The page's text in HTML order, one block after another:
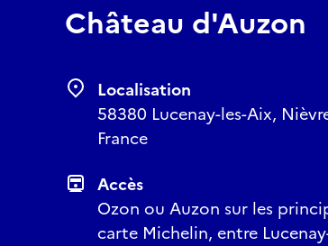
Château d'Auzon
Localisation
58380 Lucenay-les-Aix,
France
Accès
Ozon ou Auzon sur les
carte Michelin, entre